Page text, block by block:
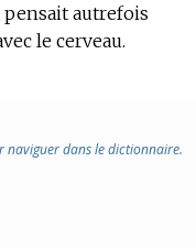
pensait autrefois
le cerveau.
naviguer dans le dictionnaire.